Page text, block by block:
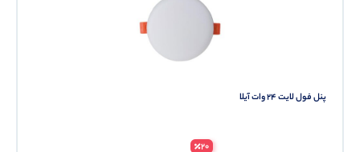
پنل فول لایت 24 وات آیلا
20